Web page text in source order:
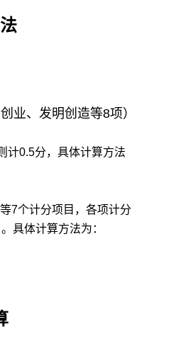
业、发明创造等8项）
计0.5分，具体计算方法
7个计分项目，各项计分
具体计算方法为：